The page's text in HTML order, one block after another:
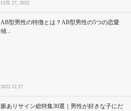
12月 27, 2022
AB型男性の特徴とは？AB型男性の5つの恋愛
傾...
2022.12.27
脈ありサイン総特集30選｜男性が好きな子にだ